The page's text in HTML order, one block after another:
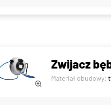
Zwijacz
Materiał obudowy: